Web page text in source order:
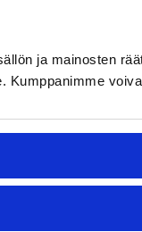
ja mainosten